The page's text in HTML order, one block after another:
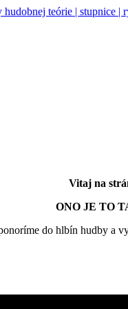
Vitaj na
ONO JE TO
do hlbín hudby a